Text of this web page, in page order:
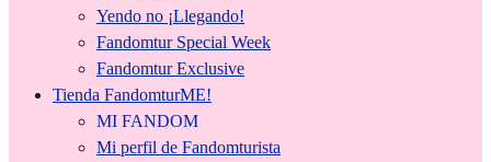
Yendo no ¡Llegando!
Fandomtur Special Week
Fandomtur Exclusive
Tienda FandomturME!
MI FANDOM
Mi perfil de Fandomturista